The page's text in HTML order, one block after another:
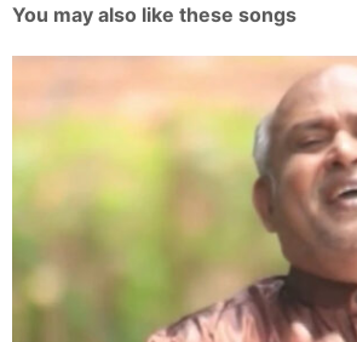
You may also like these songs